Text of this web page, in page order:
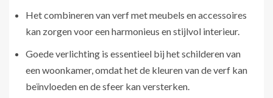
Het combineren van verf met meubels en accessoires
kan zorgen voor een harmonieus en stijlvol interieur.
Goede verlichting is essentieel bij het schilderen van
een woonkamer, omdat het de kleuren van de verf kan
beïnvloeden en de sfeer kan versterken.